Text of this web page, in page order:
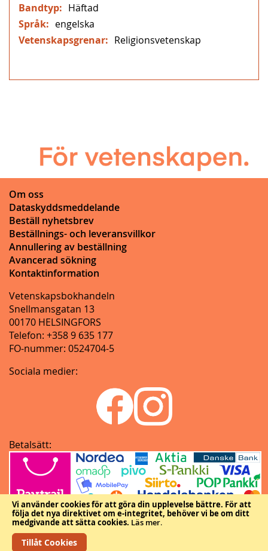
Vi använder cookies för att göra din upplevelse bättre. För att
följa det nya direktivet om e-integritet, behöver vi be om ditt
medgivande att sätta cookies. Läs mer.
Tillåt Cookies
Häftad
engelska
Religionsvetenskap
Om oss
Dataskyddsmeddelande
Beställ nyhetsbrev
Beställnings- och leveransvillkor
Annullering av beställning
Avancerad sökning
Kontaktinformation
Vetenskapsbokhandeln
Snellmansgatan 13
00170 HELSINGFORS
Telefon: +358 9 635 177
FO-nummer: 0524704-5
Sociala medier:
Betalsätt:
Copyright © Vetenskapliga samfundens delegation.